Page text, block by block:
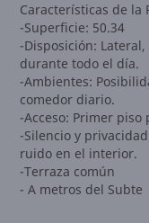
Características de la
-Superficie: 50.34
-Disposición:
durante todo el día.
-Ambientes:
comedor diario.
-Acceso: Primer piso
-Silencio y
ruido en el interior.
-Terraza común
- A metros del Subte